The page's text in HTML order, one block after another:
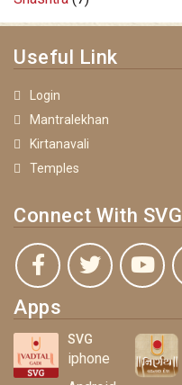
Useful Link
Login
Mantralekhan
Kirtanavali
Temples
Connect With SVG
Apps
SVG
iphone